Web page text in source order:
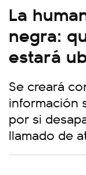
La
negra:
estará
Se creará
información
por si
llamado de